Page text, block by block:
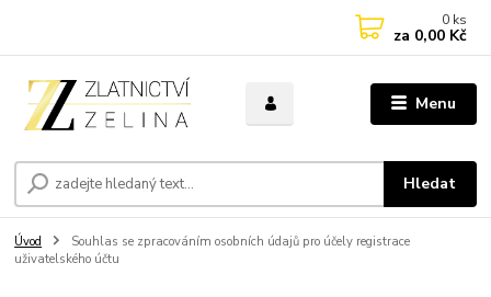
Menu
Hledat
0 ks
za 0,00 Kč
Úvod
Souhlas se zpracováním osobních údajů pro účely registrace
uživatelského účtu